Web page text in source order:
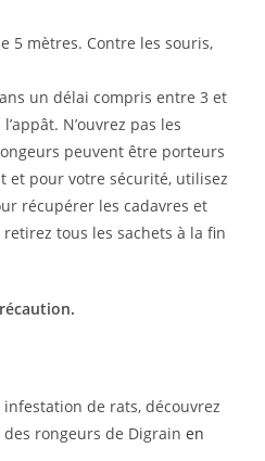
5 mètres. Contre les souris,
un délai compris entre 3 et
N’ouvrez pas les
peuvent être porteurs
et pour votre sécurité, utilisez
récupérer les cadavres et
tous les sachets à la fin
de rats, découvrez
des rongeurs de Digrainen